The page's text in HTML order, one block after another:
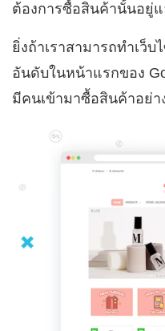
ต้องการซื้อสินค้านั้นอยู่แ
ยิ่งถ้าเราสามารถทำเว็
อันดับในหน้าแรกของ
มีคนเข้ามาซื้อสินค้าอย่า